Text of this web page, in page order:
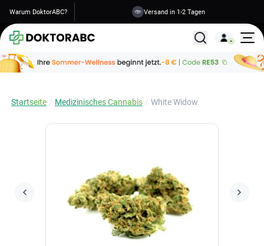
Warum DoktorABC? Versand in 1-2 Tagen
Alle
Startseite Medizinisches Cannabis White Widow